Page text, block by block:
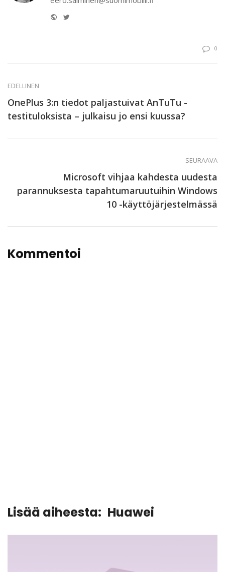
Website
0
EDELLINEN
OnePlus 3:n tiedot paljastuivat AnTuTu -
testituloksista – julkaisu jo ensi kuussa?
SEURAAVA
Microsoft vihjaa kahdesta uudesta
parannuksesta tapahtumaruutuihin Windows
10 -käyttöjärjestelmässä
Kommentoi
Lisää aiheesta: Huawei